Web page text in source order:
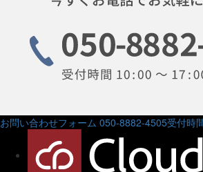
お問い合わせフォーム 050-8882-4505受付時